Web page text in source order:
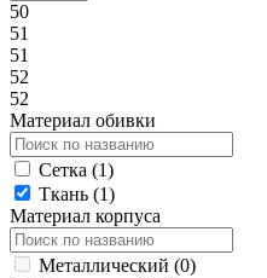
50
51
51
52
52
Материал обивки
Сетка (1)
Ткань (1)
Материал корпуса
Металлический (0)